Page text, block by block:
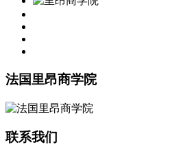
法国里昂商学院
联系我们